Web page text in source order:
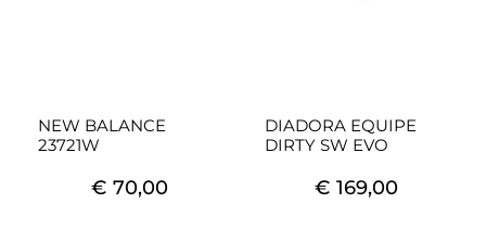
NEW BALANCE
23721W
€ 70,00
DIADORA EQUIPE
DIRTY SW EVO
€ 169,00